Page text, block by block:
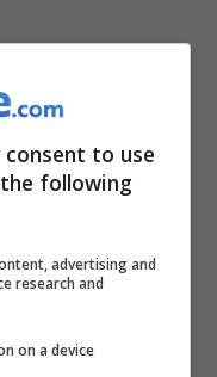
0A3G
December
to use
following
advertising and
research and
on a device